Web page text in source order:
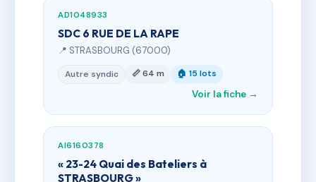
AD1048933
SDC 6 RUE DE LA RAPE
📍 STRASBOURG (67000)
Autre syndic 📏 64 m 🏠 15 lots
Voir la fiche →
AI6160378
« 23-24 Quai des Bateliers à
STRASBOURG »